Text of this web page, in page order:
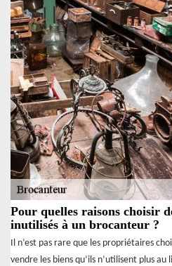
Pour quelles raisons choisir
inutilisés à un brocanteur ?
Il n’est pas rare que les propriétaires
vendre les biens qu’ils n’utilisent plus